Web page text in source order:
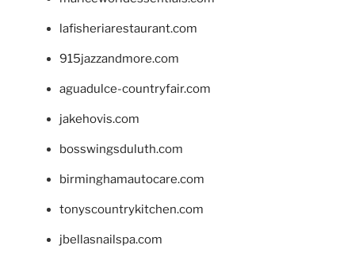
lafisheriarestaurant.com
915jazzandmore.com
aguadulce-countryfair.com
jakehovis.com
bosswingsduluth.com
birminghamautocare.com
tonyscountrykitchen.com
jbellasnailspa.com